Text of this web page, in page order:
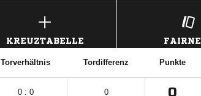
KREUZTABELLE
Torverhältnis Tordifferenz Punkte
0 : 0 0 0